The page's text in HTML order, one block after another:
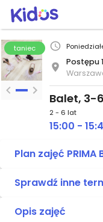
taniec
Postępu
Balet, 3-
2 - 6 lat
15:00 -
Plan zajęć PRIMA
Sprawdź inne
Opis zajęć